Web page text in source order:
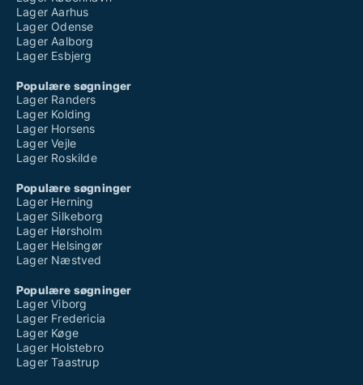
Lager Aarhus
Lager Odense
Lager Aalborg
Lager Esbjerg
Populære søgninger
Lager Randers
Lager Kolding
Lager Horsens
Lager Vejle
Lager Roskilde
Populære søgninger
Lager Herning
Lager Silkeborg
Lager Hørsholm
Lager Helsingør
Lager Næstved
Populære søgninger
Lager Viborg
Lager Fredericia
Lager Køge
Lager Holstebro
Lager Taastrup